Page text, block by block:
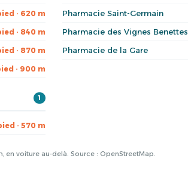
· 620 m
· 840 m
· 870 m
· 900 m
Pharmacie Saint-Germain
Pharmacie des Vignes Benettes
Pharmacie de la Gare
1
· 570 m
en voiture au-delà. Source : OpenStreetMap.